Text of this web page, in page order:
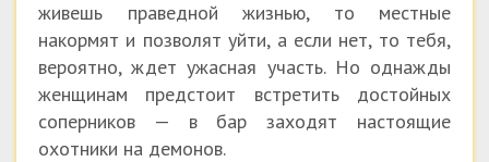
живешь праведной жизнью, то местные
накормят и позволят уйти, а если нет, то тебя,
вероятно, ждет ужасная участь. Но однажды
женщинам предстоит встретить достойных
соперников — в бар заходят настоящие
охотники на демонов.